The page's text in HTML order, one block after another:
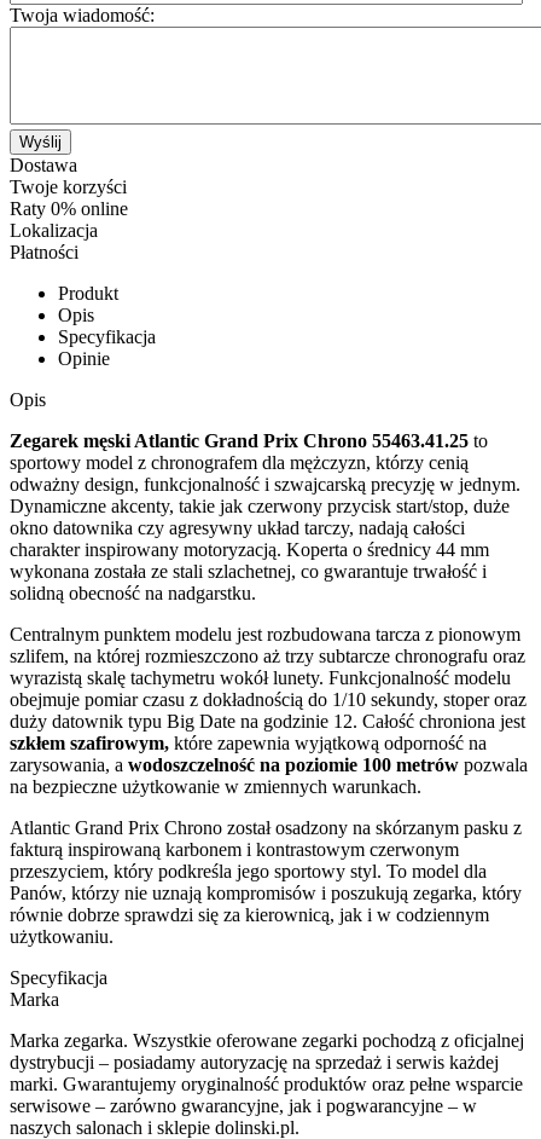
Twoja wiadomość:
Wyślij
Dostawa
Twoje korzyści
Raty 0% online
Lokalizacja
Płatności
Produkt
Opis
Specyfikacja
Opinie
Opis
Zegarek męski Atlantic Grand Prix Chrono 55463.41.25 to
sportowy model z chronografem dla mężczyzn, którzy cenią
odważny design, funkcjonalność i szwajcarską precyzję w jednym.
Dynamiczne akcenty, takie jak czerwony przycisk start/stop, duże
okno datownika czy agresywny układ tarczy, nadają całości
charakter inspirowany motoryzacją. Koperta o średnicy 44 mm
wykonana została ze stali szlachetnej, co gwarantuje trwałość i
solidną obecność na nadgarstku.
Centralnym punktem modelu jest rozbudowana tarcza z pionowym
szlifem, na której rozmieszczono aż trzy subtarcze chronografu oraz
wyrazistą skalę tachymetru wokół lunety. Funkcjonalność modelu
obejmuje pomiar czasu z dokładnością do 1/10 sekundy, stoper oraz
duży datownik typu Big Date na godzinie 12. Całość chroniona jest
szkłem szafirowym, które zapewnia wyjątkową odporność na
zarysowania, a wodoszczelność na poziomie 100 metrów pozwala
na bezpieczne użytkowanie w zmiennych warunkach.
Atlantic Grand Prix Chrono został osadzony na skórzanym pasku z
fakturą inspirowaną karbonem i kontrastowym czerwonym
przeszyciem, który podkreśla jego sportowy styl. To model dla
Panów, którzy nie uznają kompromisów i poszukują zegarka, który
równie dobrze sprawdzi się za kierownicą, jak i w codziennym
użytkowaniu.
Specyfikacja
Marka
Marka zegarka. Wszystkie oferowane zegarki pochodzą z oficjalnej
dystrybucji – posiadamy autoryzację na sprzedaż i serwis każdej
marki. Gwarantujemy oryginalność produktów oraz pełne wsparcie
serwisowe – zarówno gwarancyjne, jak i pogwarancyjne – w
naszych salonach i sklepie dolinski.pl.